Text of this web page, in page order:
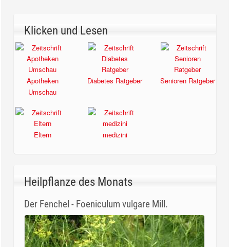
Klicken und Lesen
Apotheken
Umschau
Diabetes Ratgeber Senioren Ratgeber
Eltern medizini
Heilpflanze des Monats
Der Fenchel - Foeniculum vulgare Mill.